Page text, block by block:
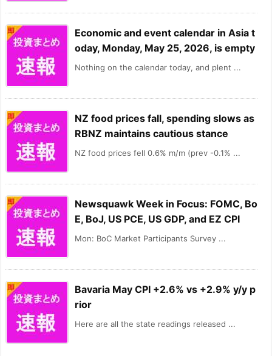
Economic and event calendar in Asia t
oday, Monday, May 25, 2026, is empty
Nothing on the calendar today, and plent ...
NZ food prices fall, spending slows as
RBNZ maintains cautious stance
NZ food prices fell 0.6% m/m (prev -0.1% ...
Newsquawk Week in Focus: FOMC, Bo
E, BoJ, US PCE, US GDP, and EZ CPI
Mon: BoC Market Participants Survey ...
Bavaria May CPI +2.6% vs +2.9% y/y p
rior
Here are all the state readings released ...